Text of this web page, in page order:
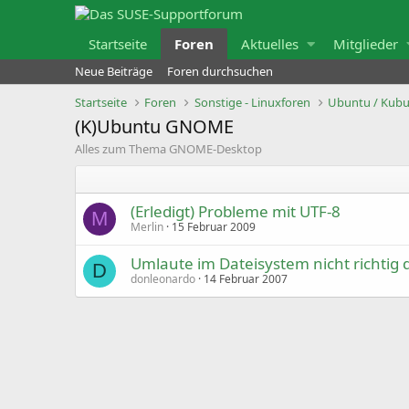
Startseite Foren Aktuelles Mitglieder
Neue Beiträge
Foren durchsuchen
Startseite
Foren Sonstige - Linuxforen Ubuntu /
(K)Ubuntu GNOME
Alles zum Thema GNOME-Desktop
M (Erledigt) Probleme mit UTF-8
Merlin 15 Februar 2009
D Umlaute im Dateisystem nicht richtig
donleonardo 14 Februar 2007